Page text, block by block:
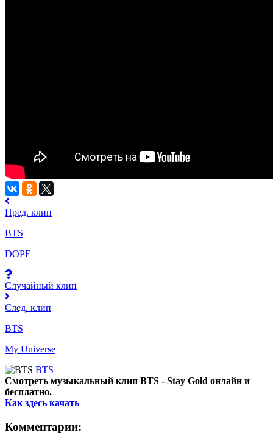
Пред. клип
BTS
DOPE
Случайный клип
След. клип
BTS
My Universe
BTS
Смотреть музыкальный клип BTS - Stay Gold онлайн и
бесплатно.
Как здесь качать
Комментарии: